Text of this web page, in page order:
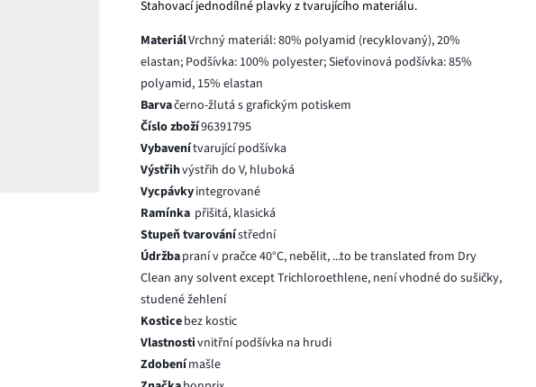
Stahovací jednodílné plavky z tvarujícího materiálu.
MateriálVrchný materiál: 80% polyamid (recyklovaný), 20%
elastan; Podšívka: 100% polyester; Sieťovinová podšívka: 85%
polyamid, 15% elastan
Barvačerno-žlutá s grafickým potiskem
Číslo zboží96391795
Vybavenítvarující podšívka
Výstřihvýstřih do V, hluboká
Vycpávkyintegrované
Ramínka přišitá, klasická
Stupeň tvarovánístřední
Údržbapraní v pračce 40°C, nebělit, ...to be translated from Dry
Clean any solvent except Trichloroethlene, není vhodné do sušičky,
studené žehlení
Kosticebez kostic
Vlastnostivnitřní podšívka na hrudi
Zdobenímašle